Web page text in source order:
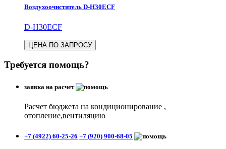
Воздухоочиститель D-H30ECF
D-H30ECF
ЦЕНА ПО ЗАПРОСУ
Требуется помощь?
заявка на расчет
Расчет бюджета на кондиционирование ,
отопление,вентиляцию
+7 (4922) 60-25-26 +7 (920) 900-68-05